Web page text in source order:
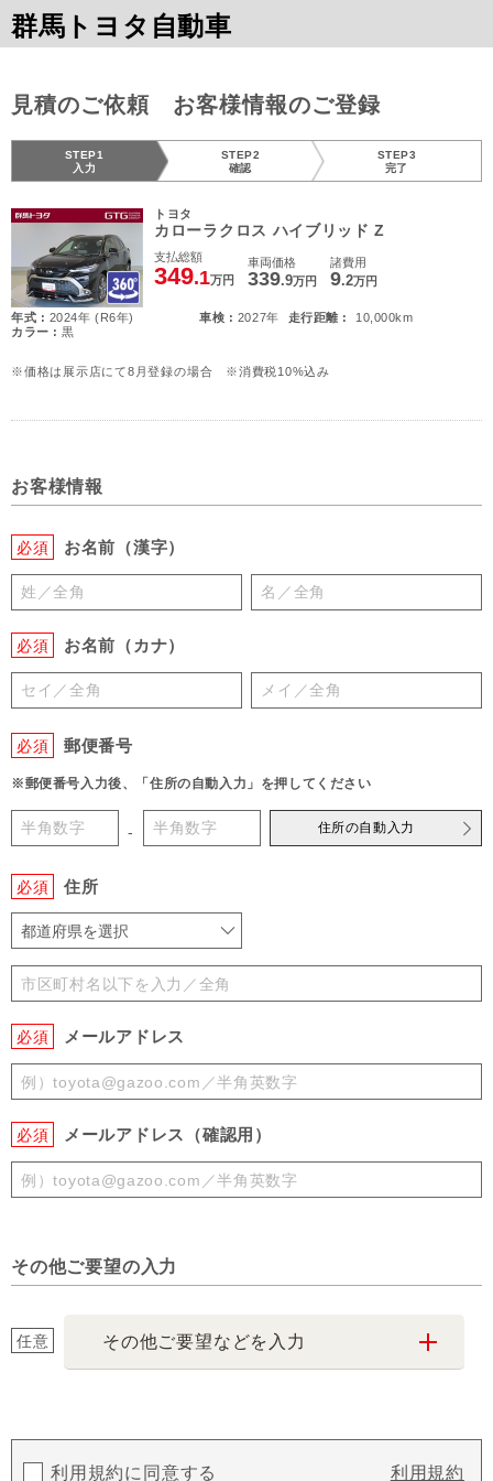
群馬トヨタ自動車
見積のご依頼 お客様情報のご登録
STEP1
入力
STEP2
確認
STEP3
完了
トヨタ
カローラクロス ハイブリッド Z
支払総額
349.1万円
車両価格
339.9万円
諸費用
9.2万円
年式 : 2024年 (R6年) 車検 : 2027年 走行距離 :
10,000km
カラー :黒
※価格は展示店にて8月登録の場合 ※消費税10%込み
お客様情報
必須 お名前（漢字）
必須 お名前（カナ）
必須 郵便番号
※郵便番号入力後、「住所の自動入力」を押してください
- 住所の自動入力
必須 住所
都道府県を選択
必須 メールアドレス
必須 メールアドレス（確認用）
その他ご要望の入力
任意 その他ご要望などを入力
利用規約に同意する 利用規約